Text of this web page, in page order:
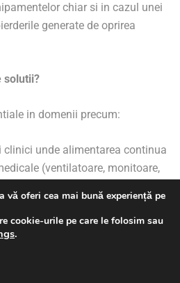
chiar si in cazul unei
generate de oprirea
solutii?
in domenii precum:
clinici unde alimentarea continua
(ventilatoare, monitoare,
de date si firme de dezvoltare
pot permite pierderi de date sau
vă oferi cea mai bună experiență pe
cookie-urile pe care le folosim sau
.